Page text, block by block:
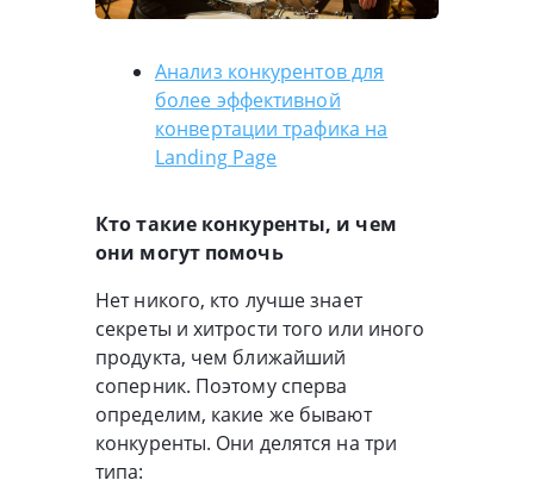
Анализ конкурентов для
более эффективной
конвертации трафика на
Landing Page
Кто такие конкуренты, и чем
они могут помочь
Нет никого, кто лучше знает
секреты и хитрости того или иного
продукта, чем ближайший
соперник. Поэтому сперва
определим, какие же бывают
конкуренты. Они делятся на три
типа: